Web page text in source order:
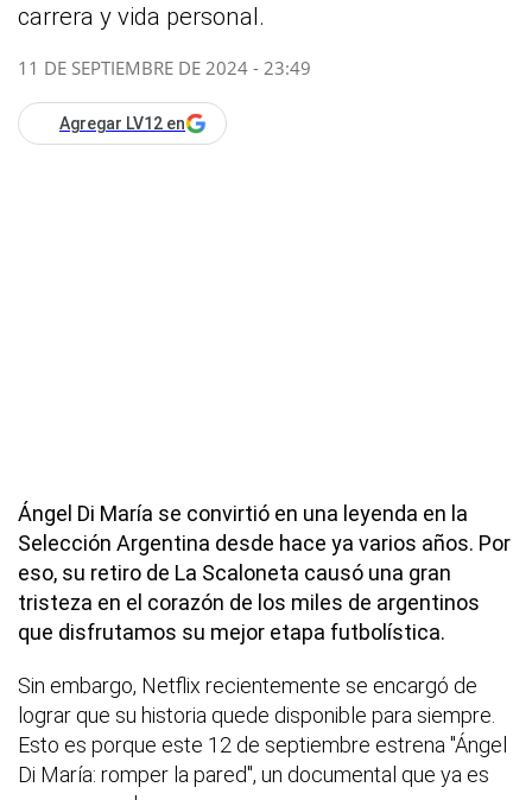
carrera y vida personal.
11 DE SEPTIEMBRE DE 2024 - 23:49
Agregar LV12 en
Ángel Di María se convirtió en una leyenda en la
Selección Argentina desde hace ya varios años. Por
eso, su retiro de La Scaloneta causó una gran
tristeza en el corazón de los miles de argentinos
que disfrutamos su mejor etapa futbolística.
Sin embargo, Netflix recientemente se encargó de
lograr que su historia quede disponible para siempre.
Esto es porque este 12 de septiembre estrena "Ángel
Di María: romper la pared", un documental que ya es